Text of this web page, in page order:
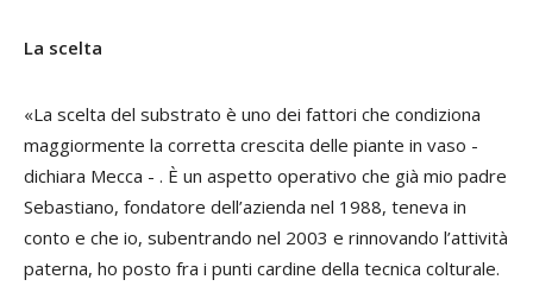
La scelta
«La scelta del substrato è uno dei fattori che condiziona
maggiormente la corretta crescita delle piante in vaso -
dichiara Mecca - . È un aspetto operativo che già mio padre
Sebastiano, fondatore dell’azienda nel 1988, teneva in
conto e che io, subentrando nel 2003 e rinnovando l’attività
paterna, ho posto fra i punti cardine della tecnica colturale.